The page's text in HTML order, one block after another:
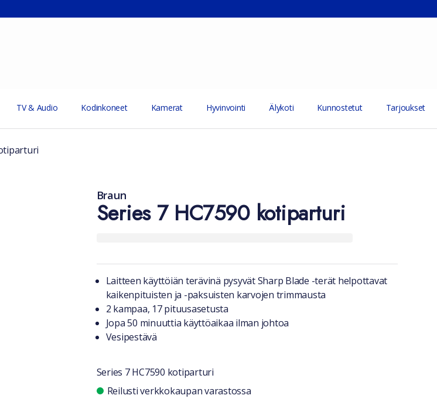
TV & Audio Kodinkoneet Kamerat Hyvinvointi Älykoti Kunnostetut Tarjoukset
Braun
Series 7 HC7590 kotiparturi
Tuotteesta lyhyesti
Laitteen käyttöiän terävinä pysyvät Sharp Blade -terät helpottavat
kaikenpituisten ja -paksuisten karvojen trimmausta
2 kampaa, 17 pituusasetusta
Jopa 50 minuuttia käyttöaikaa ilman johtoa
Vesipestävä
Series 7 HC7590 kotiparturi
Saatavuustiedot
Reilusti verkkokaupan varastossa